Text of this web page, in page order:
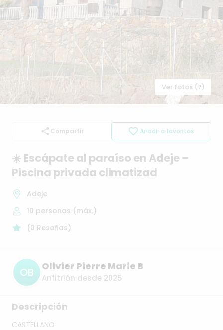
Ver fotos (7)
Compartir Añadir a favoritos
☀️Escápate al paraíso en Adeje –
Piscina privada climatizad
Adeje
10 personas (máx.)
(0 Reseñas)
OB Olivier Pierre Marie B
Anfitrión desde 2025
Descripción
CASTELLANO